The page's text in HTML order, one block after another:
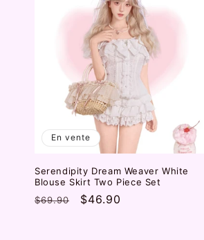
En vente
Serendipity Dream Weaver White
Blouse Skirt Two Piece Set
Prix
$69.90
Prix
$46.90